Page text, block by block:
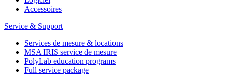
Accessoires
Service & Support
Services de mesure & locations
MSA IRIS service de mesure
PolyLab education programs
Full service package